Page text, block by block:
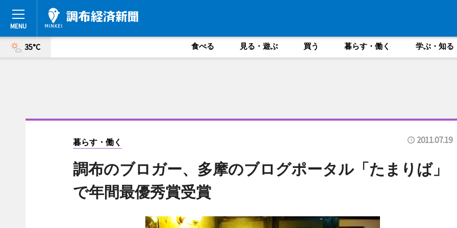
35°C 食べる 見る・遊ぶ 買う 暮らす・働く 学ぶ・知る
暮らす・働く 2011.07.19
調布のブロガー、多摩のブログポータル「たまりば」
で年間最優秀賞受賞